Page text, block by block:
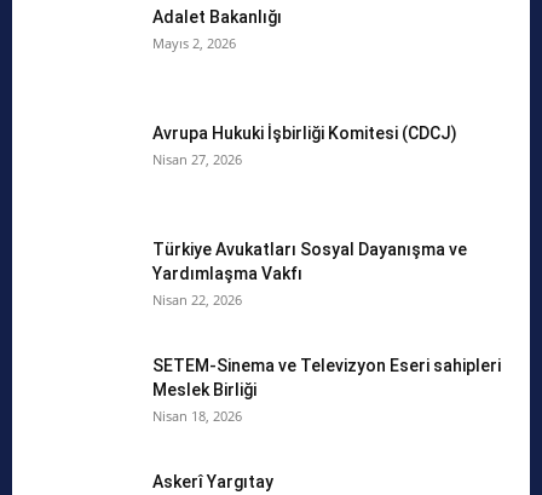
Adalet Bakanlığı
Mayıs 2, 2026
Avrupa Hukuki İşbirliği Komitesi (CDCJ)
Nisan 27, 2026
Türkiye Avukatları Sosyal Dayanışma ve
Yardımlaşma Vakfı
Nisan 22, 2026
SETEM-Sinema ve Televizyon Eseri sahipleri
Meslek Birliği
Nisan 18, 2026
Askerî Yargıtay